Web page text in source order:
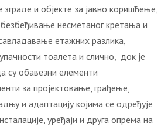
и објекте за јавно коришћење,
несметаног кретања и
етажних разлика,
тоалета и слично, док је
су обавезни елементи
за пројектовање, грађење,
и адаптацију којима се одређује
уређаји и друга опрема на